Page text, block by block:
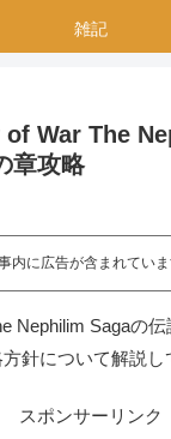
雑記
of War The
章攻略
内に広告が含まれていま
Nephilim Sagaの
針について解説し
スポンサーリンク